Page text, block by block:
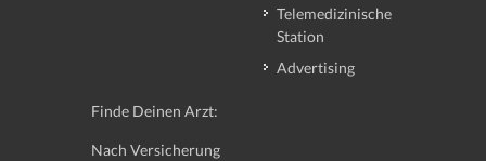
Telemedizinische
Station
Advertising
Finde Deinen Arzt:
Nach Versicherung